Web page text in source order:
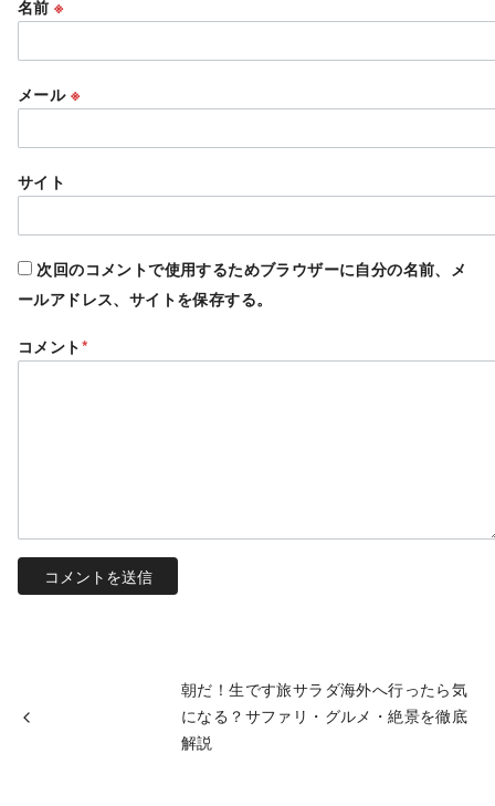
名前※
メール ※
サイト
次回のコメントで使用するためブラウザーに自分の名前、メ
ールアドレス、サイトを保存する。
コメント*
朝だ！生です旅サラダ海外へ行ったら気
になる？サファリ・グルメ・絶景を徹底
解説